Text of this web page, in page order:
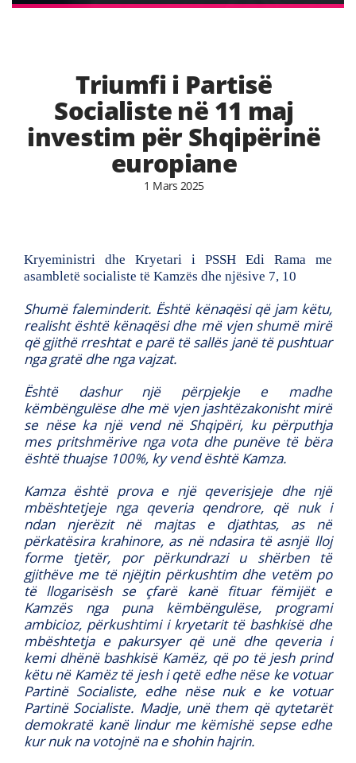
Triumfi i Partisë
Socialiste në 11 maj
investim për Shqipërinë
europiane
1 Mars 2025
Kryeministri dhe Kryetari i PSSH Edi Rama me
asambletë socialiste të Kamzës dhe njësive 7, 10
Shumë faleminderit. Është kënaqësi që jam këtu,
realisht është kënaqësi dhe më vjen shumë mirë
që gjithë rreshtat e parë të sallës janë të pushtuar
nga gratë dhe nga vajzat.
Është dashur një përpjekje e madhe
këmbëngulëse dhe më vjen jashtëzakonisht mirë
se nëse ka një vend në Shqipëri, ku përputhja
mes pritshmërive nga vota dhe punëve të bëra
është thuajse 100%, ky vend është Kamza.
Kamza është prova e një qeverisjeje dhe një
mbështetjeje nga qeveria qendrore, që nuk i
ndan njerëzit në majtas e djathtas, as në
përkatësira krahinore, as në ndasira të asnjë lloj
forme tjetër, por përkundrazi u shërben të
gjithëve me të njëjtin përkushtim dhe vetëm po
të llogarisësh se çfarë kanë fituar fëmijët e
Kamzës nga puna këmbëngulëse, programi
ambicioz, përkushtimi i kryetarit të bashkisë dhe
mbështetja e pakursyer që unë dhe qeveria i
kemi dhënë bashkisë Kamëz, që po të jesh prind
këtu në Kamëz të jesh i qetë edhe nëse ke votuar
Partinë Socialiste, edhe nëse nuk e ke votuar
Partinë Socialiste. Madje, unë them që qytetarët
demokratë kanë lindur me këmishë sepse edhe
kur nuk na votojnë na e shohin hajrin.